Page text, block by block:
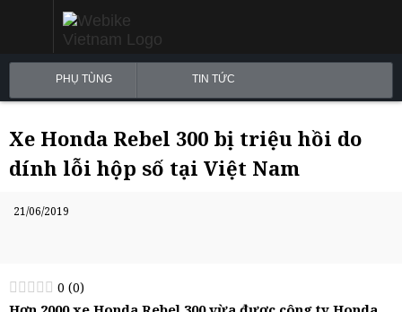
PHỤ TÙNG TIN TỨC
Xe Honda Rebel 300 bị triệu hồi do
dính lỗi hộp số tại Việt Nam
21/06/2019
0 (0)